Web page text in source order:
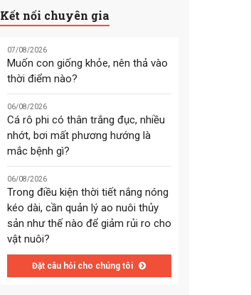
Kết nối chuyên gia
07/08/2026
Muốn con giống khỏe, nên thả vào
thời điểm nào?
06/08/2026
Cá rô phi có thân trắng đục, nhiều
nhớt, bơi mất phương hướng là
mắc bệnh gì?
06/08/2026
Trong điều kiện thời tiết nắng nóng
kéo dài, cần quản lý ao nuôi thủy
sản như thế nào để giảm rủi ro cho
vật nuôi?
Đặt câu hỏi cho chúng tôi